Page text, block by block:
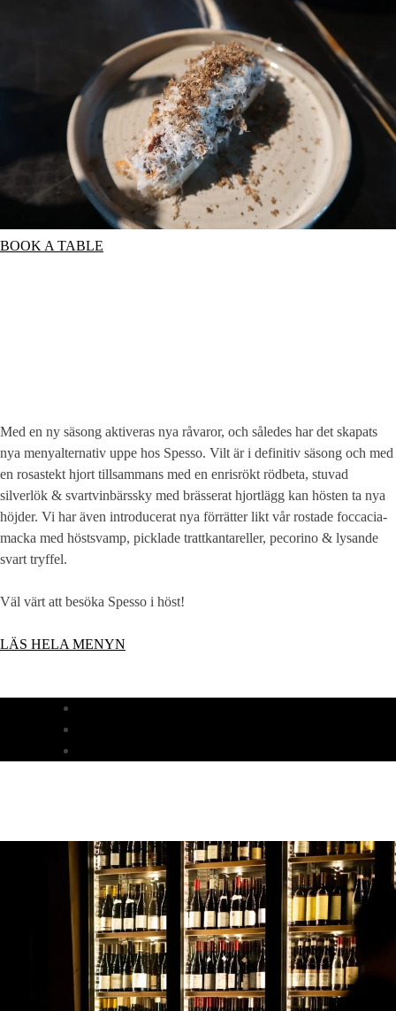
BOOK A TABLE
Med en ny säsong aktiveras nya råvaror, och således har det skapats
nya menyalternativ uppe hos Spesso. Vilt är i definitiv säsong och med
en rosastekt hjort tillsammans med en enrisrökt rödbeta, stuvad
silverlök & svartvinbärssky med brässerat hjortlägg kan hösten ta nya
höjder. Vi har även introducerat nya förrätter likt vår rostade foccacia-
macka med höstsvamp, picklade trattkantareller, pecorino & lysande
svart tryffel.
Väl värt att besöka Spesso i höst!
LÄS HELA MENYN